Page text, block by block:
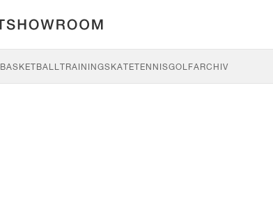
BASKETBALLTRAININGSKATETENNISGOLFARCHIV